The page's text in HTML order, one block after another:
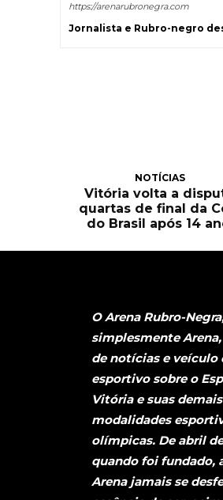
https://arenarubronegra.com
Jornalista e Rubro-negro
NOTÍCIAS
Vitória volta a
quartas de final da
do Brasil após 14
O Arena Rubro-
simplesmente
de notícias e veículo
esportivo sobre o
Vitória e suas demais
modalidades
olímpicas. De abril
quando foi fundado,
Arena jamais se